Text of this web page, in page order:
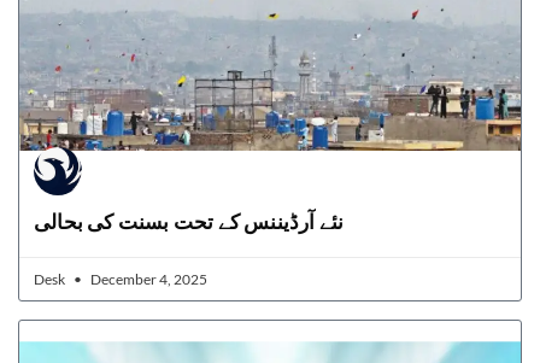
نئے آرڈیننس کے تحت بسنت کی بحالی
Desk December 4, 2025